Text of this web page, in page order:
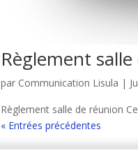
Règlement
par Communication Lisula |
Règlement salle de réunion
« Entrées précédentes